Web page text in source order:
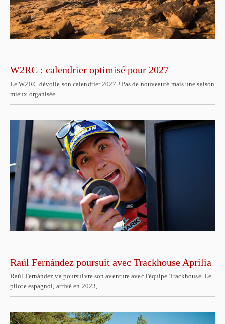
W2RC : calendrier optimisé pour 2027
Le W2RC dévoile son calendrier 2027 ! Pas de nouveauté mais une saison
mieux organisée.
Raúl Fernández poursuit avec Trackhouse Aprilia
Raúl Fernández va poursuivre son aventure avec l'équipe Trackhouse. Le
pilote espagnol, arrivé en 2023,…